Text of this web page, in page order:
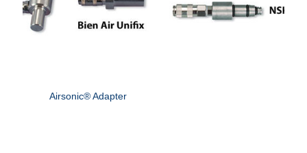
Airsonic® Adapter